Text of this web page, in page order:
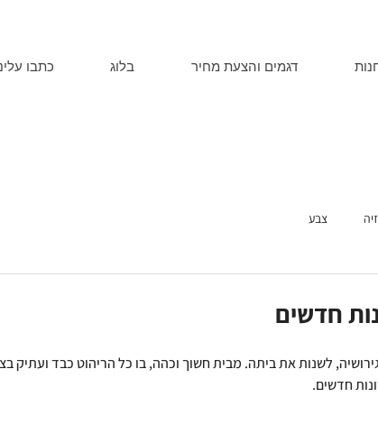
דגמים והצעת מחיר בלוג כתבו
צבע
חדשים
לשנות את ביתה. מבית חשוך וכהה, בו כל הריהוט כבד ועתיק
חדשים.